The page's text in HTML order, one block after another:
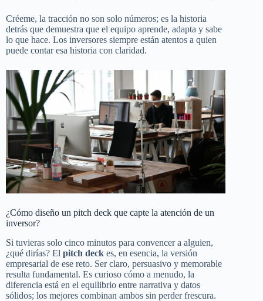
Créeme, la tracción no son solo números; es la historia
detrás que demuestra que el equipo aprende, adapta y sabe
lo que hace. Los inversores siempre están atentos a quien
puede contar esa historia con claridad.
¿Cómo diseño un pitch deck que capte la atención de un
inversor?
Si tuvieras solo cinco minutos para convencer a alguien,
¿qué dirías? El pitch deck es, en esencia, la versión
empresarial de ese reto. Ser claro, persuasivo y memorable
resulta fundamental. Es curioso cómo a menudo, la
diferencia está en el equilibrio entre narrativa y datos
sólidos; los mejores combinan ambos sin perder frescura.